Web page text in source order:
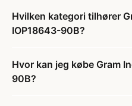
Hvilken kategori tilhører
IOP18643-90B?
Hvor kan jeg købe Gram
90B?